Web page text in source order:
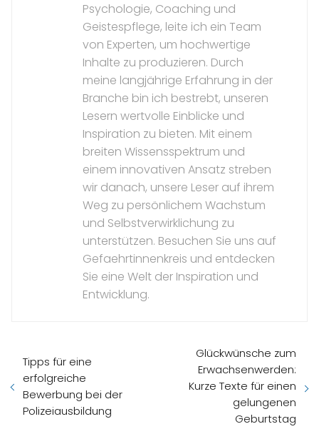
Psychologie, Coaching und
Geistespflege, leite ich ein Team
von Experten, um hochwertige
Inhalte zu produzieren. Durch
meine langjährige Erfahrung in der
Branche bin ich bestrebt, unseren
Lesern wertvolle Einblicke und
Inspiration zu bieten. Mit einem
breiten Wissensspektrum und
einem innovativen Ansatz streben
wir danach, unsere Leser auf ihrem
Weg zu persönlichem Wachstum
und Selbstverwirklichung zu
unterstützen. Besuchen Sie uns auf
Gefaehrtinnenkreis und entdecken
Sie eine Welt der Inspiration und
Entwicklung.
Tipps für eine
erfolgreiche
Bewerbung bei der
Polizeiausbildung
Glückwünsche zum
Erwachsenwerden:
Kurze Texte für einen
gelungenen
Geburtstag